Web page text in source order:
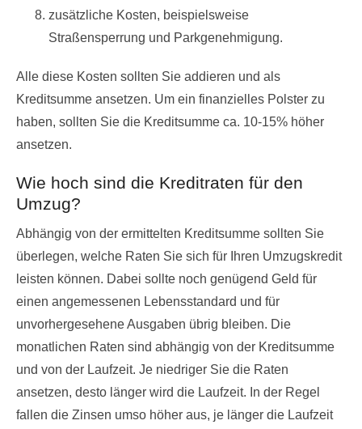
zusätzliche Kosten, beispielsweise
Straßensperrung und Parkgenehmigung.
Alle diese Kosten sollten Sie addieren und als
Kreditsumme ansetzen. Um ein finanzielles Polster zu
haben, sollten Sie die Kreditsumme ca. 10-15% höher
ansetzen.
Wie hoch sind die Kreditraten für den
Umzug?
Abhängig von der ermittelten Kreditsumme sollten Sie
überlegen, welche Raten Sie sich für Ihren Umzugskredit
leisten können. Dabei sollte noch genügend Geld für
einen angemessenen Lebensstandard und für
unvorhergesehene Ausgaben übrig bleiben. Die
monatlichen Raten sind abhängig von der Kreditsumme
und von der Laufzeit. Je niedriger Sie die Raten
ansetzen, desto länger wird die Laufzeit. In der Regel
fallen die Zinsen umso höher aus, je länger die Laufzeit